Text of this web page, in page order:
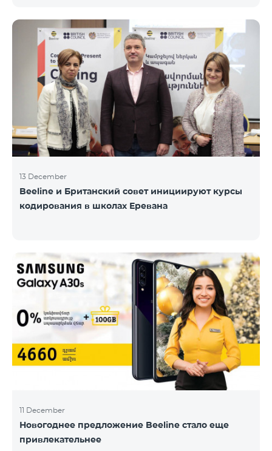
ассоциация» и при содействии Beeline.
Награждение проводится с целью дать оценку
проделанной работе в сфере общественных
связей и коммуникаций, одновременно озвучить
имеющиеся в сфере проблемы, достижения и
вызовы. Армянская PR-ассоциация в течение года
проводила мониторинг происходящих в этой
области событий на основе
13 December
Beeline и Британский совет инициируют курсы
кодирования в школах Еревана
11 December
Новогоднее предложение Beeline стало еще
привлекательнее